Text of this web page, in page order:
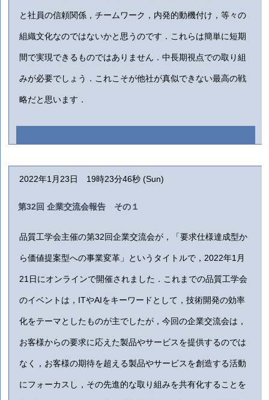
と社員の信頼関係，チームワーク，内発的動機付け，等々の
組織文化なのではないかと思うのです．これらは簡単に短期
間で実現できるものではありません．中長期視点での取り組
みが必要でしょう．これこそが他社が真似できない最高の戦
略だと思います．
2022年1月23日 19時23分46秒 (Sun)
第32回 企業交流会報告 その１
品質工学会主催の第32回企業交流会が，「要求仕様達成型か
ら価値提案型への事業変革」というタイトルで，2022年1月
21日にオンラインで開催されました．これまでの品質工学会
のイベントは，ITやAIをキーワードとして，技術開発の効率
化をテーマとしたものが主でしたが，今回の企業交流会は，
お客様からの要求に応えた製品やサービスを提供するのでは
なく，お客様の期待を超える製品やサービスを創造する活動
にフォーカスし，その先進的な取り組みを共有化することを